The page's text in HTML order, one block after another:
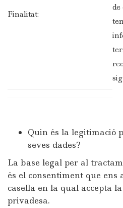
Finalitat:
de
Quin és la legitimació
seves dades?
La base legal per al
és el consentiment que
casella en la qual accepta
privadesa.